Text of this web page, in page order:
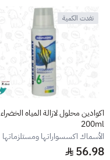
نفدت الكمية
اكوادين محلول لازالة المياه الخضراء
200ml
الأسماك اكسسواراتها ومستلزماتها
56.98